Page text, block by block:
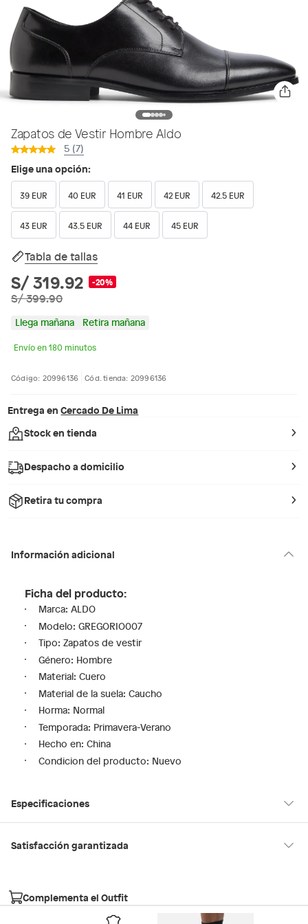
Zapatos de Vestir Hombre Aldo
5 (7)
Elige una opción:
39 EUR 40 EUR 41 EUR 42 EUR 42.5 EUR
43 EUR 43.5 EUR 44 EUR 45 EUR
Tabla de tallas
S/ 319.92 -20%
S/ 399.90
Llega mañana Retira mañana
Envío en 180 minutos
Código: 20996136 Cód. tienda: 20996136
Entrega en Cercado De Lima
Stock en tienda
Despacho a domicilio
Retira tu compra
Información adicional
Ficha del producto:
Marca: ALDO
Modelo: GREGORIO007
Tipo: Zapatos de vestir
Género: Hombre
Material: Cuero
Material de la suela: Caucho
Horma: Normal
Temporada: Primavera-Verano
Hecho en: China
Condicion del producto: Nuevo
Especificaciones
Hecho en
Satisfacción garantizada
Sin embargo, tenemos categorías que cuentan con plazos
diferentes, otras con restricciones y algunas que no se pueden
Complementa el Outfit